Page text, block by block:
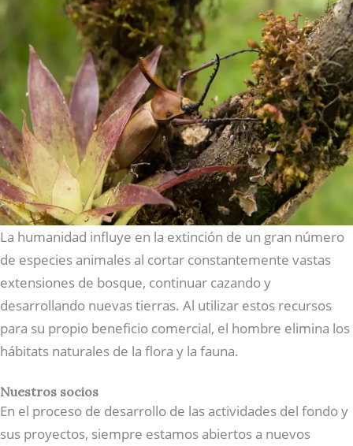
La humanidad influye en la extinción de un gran número
de especies animales al cortar constantemente vastas
extensiones de bosque, continuar cazando y
desarrollando nuevas tierras. Al utilizar estos recursos
para su propio beneficio comercial, el hombre elimina los
hábitats naturales de la flora y la fauna.
Nuestros socios
En el proceso de desarrollo de las actividades del fondo y
sus proyectos, siempre estamos abiertos a nuevos